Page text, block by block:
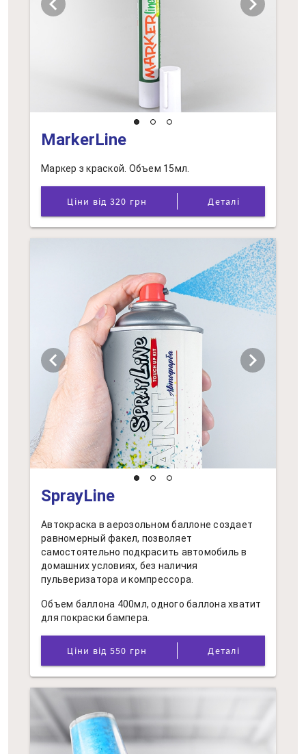
MarkerLine
Маркер з краской. Объем 15мл.
Ціни від 320 грн Деталі
chevron_left chevron_right
SprayLine
Автокраска в аерозольном баллоне создает
равномерный факел, позволяет
самостоятельно подкрасить автомобиль в
домашних условиях, без наличия
пульверизатора и компрессора.
Объем баллона 400мл, одного баллона хватит
для покраски бампера.
Ціни від 550 грн Деталі